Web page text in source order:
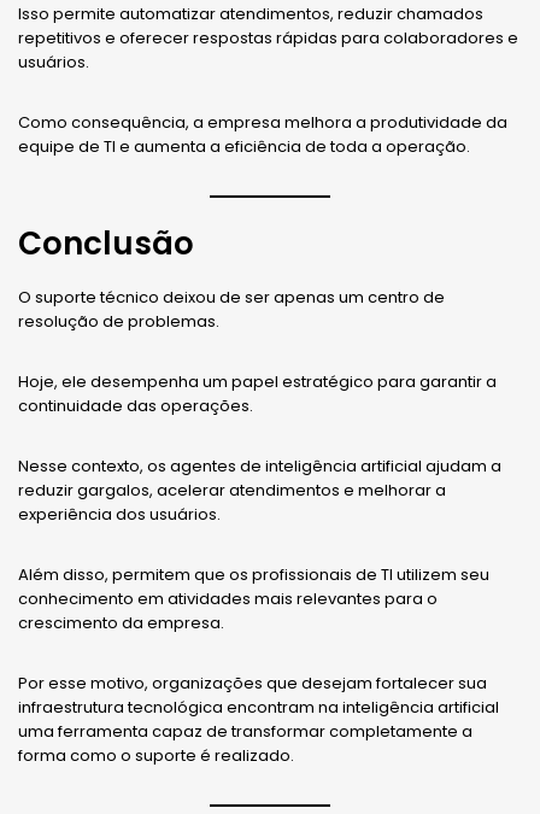
Isso permite automatizar atendimentos, reduzir chamados
repetitivos e oferecer respostas rápidas para colaboradores e
usuários.
Como consequência, a empresa melhora a produtividade da
equipe de TI e aumenta a eficiência de toda a operação.
Conclusão
O suporte técnico deixou de ser apenas um centro de
resolução de problemas.
Hoje, ele desempenha um papel estratégico para garantir a
continuidade das operações.
Nesse contexto, os agentes de inteligência artificial ajudam a
reduzir gargalos, acelerar atendimentos e melhorar a
experiência dos usuários.
Além disso, permitem que os profissionais de TI utilizem seu
conhecimento em atividades mais relevantes para o
crescimento da empresa.
Por esse motivo, organizações que desejam fortalecer sua
infraestrutura tecnológica encontram na inteligência artificial
uma ferramenta capaz de transformar completamente a
forma como o suporte é realizado.